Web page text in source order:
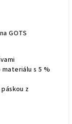
GOTS
s 5 %
z